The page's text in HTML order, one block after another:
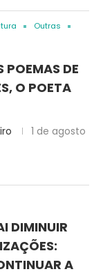
Outras
POEMAS DE
O POETA
1 de agosto
DIMINUIR
A